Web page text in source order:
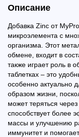
Описание
Добавка Zinc от
микроэлемента с
организма. Этот
обмене, входит в
также играет роль в
таблетках – это
особенно актуально
образом жизни,
может теряться
способствует
массы и улучшению
иммунитет и